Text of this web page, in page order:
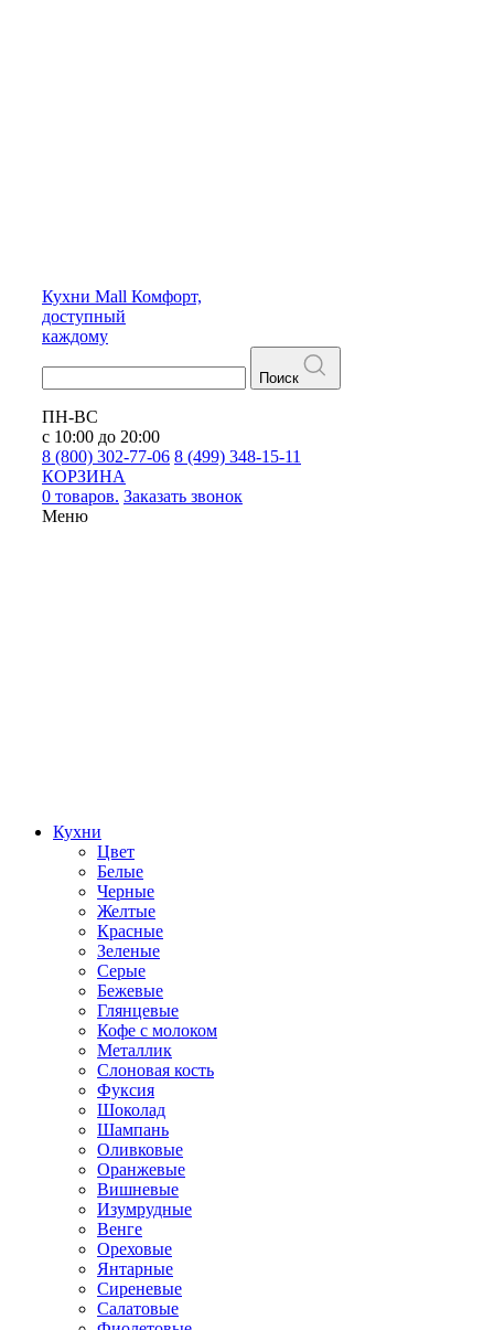
Кухни Mall Комфорт,
доступный
каждому
Поиск
ПН-ВС
с 10:00 до 20:00
8 (800) 302-77-06 8 (499) 348-15-11
КОРЗИНА
0 товаров. Заказать звонок
Меню
Кухни
Цвет
Белые
Черные
Желтые
Красные
Зеленые
Серые
Бежевые
Глянцевые
Кофе с молоком
Металлик
Слоновая кость
Фуксия
Шоколад
Шампань
Оливковые
Оранжевые
Вишневые
Изумрудные
Венге
Ореховые
Янтарные
Сиреневые
Салатовые